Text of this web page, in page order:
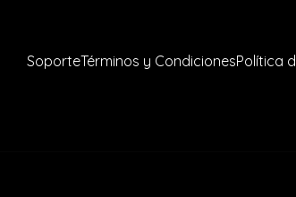
SoporteTérminos y CondicionesPolítica